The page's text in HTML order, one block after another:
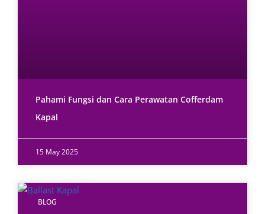
Pahami Fungsi dan Cara Perawatan Cofferdam
Kapal
15 May 2025
BLOG